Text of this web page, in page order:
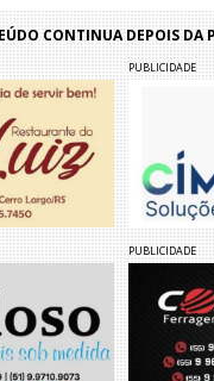
CONTINUA DEPOIS DA
PUBLICIDADE
PUBLICIDADE